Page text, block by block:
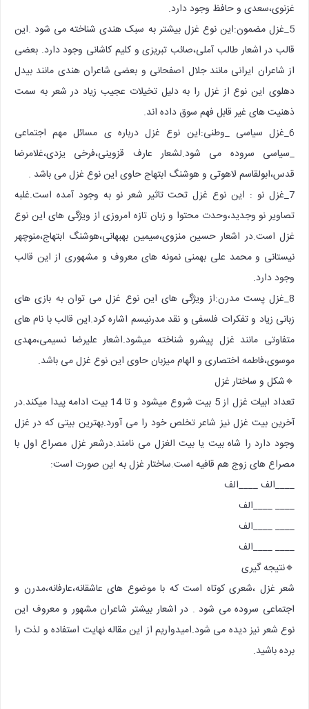
غزنوی،سعدی و حافظ وجود دارد.
5_غزل مضمون:این نوع غزل بیشتر به سبک هندی شناخته می شود .این
قالب در اشعار طالب آملی،صائب تبریزی و کلیم کاشانی وجود دارد. بعضی
از شاعران ایرانی مانند جلال اصفحانی و بعضی شاعران هندی مانند بیدل
دهلوی این نوع از غزل را به دلیل تخیلات عجیب زیاد در شعر به سمت
ذهنیت های غیر قابل فهم سوق داده اند.
6_غزل سیاسی _وطنی:این نوع غزل درباره ی مسائل مهم اجتماعی
_سیاسی سروده می شود.لشعار عارف قزوینی،فرخی یزدی،غلامرضا
قدس،ابولقاسم لاهوتی و هوشنگ ابتهاج حاوی این نوع غزل می باشد .
7_غزل نو : این نوع غزل تحت تاثیر شعر نو به وجود آمده است.غلبه
تصاویر نو وجدید،وحدت محتوا و زبان تازه امروزی از ویژگی های این نوع
غزل است.در اشعار حسین منزوی،سیمین بهبهانی،هوشنگ ابتهاج،منوچهر
نیستانی و محمد علی بهمنی نمونه های معروف و مشهوری از این قالب
وجود دارد.
8_غزل پست مدرن:از ویژگی های این نوع غزل می توان به بازی های
زبانی زیاد و تفکرات فلسفی و نقد مدرنیسم اشاره کرد.این قالب با نام های
متفاوتی مانند غزل پیشرو شناخته میشود.اشعار علیرضا نسیمی،مهدی
موسوی،فاطمه اختصاری و الهام میزبان حاوی این نوع غزل می باشد.
🔹شکل و ساختار غزل
تعداد ابیات غزل از 5 بیت شروع میشود و تا 14 بیت ادامه پیدا میکند.در
آخرین بیت غزل نیز شاعر تخلص خود را می آورد.بهترین بیتی که در غزل
وجود دارد را شاه بیت یا بیت الغزل می نامند.درشعر غزل مصراع اول با
مصراع های زوج هم قافیه است.ساختار غزل به این صورت است:
____الف ____الف
____ ____الف
____ ____الف
____ ____الف
🔹نتیجه گیری
شعر غزل ،شعری کوتاه است که با موضوع های عاشقانه،عارفانه،مدرن و
اجتماعی سروده می شود . در اشعار بیشتر شاعران مشهور و معروف این
نوع شعر نیز دیده می شود.امیدواریم از این مقاله نهایت استفاده و لذت را
برده باشید.